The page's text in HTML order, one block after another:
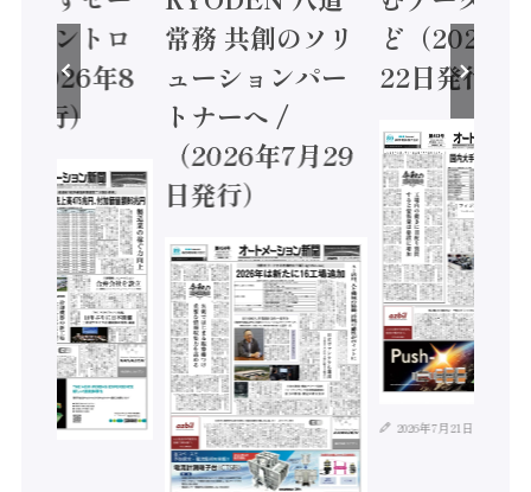
コントロ
2026年8
発行）
常務 共創のソリ
ューションパー
トナーへ /
（2026年7月29
日発行）
ど（2026年
22日発行）
2026年7月21日